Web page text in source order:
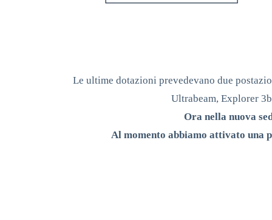
Le ultime dotazioni prevedevano due
Ultrabeam, Explorer
Ora nella nuova
Al momento abbiamo attivato una